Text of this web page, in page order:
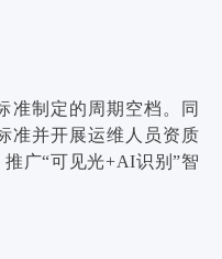
准制定的周期空档。同
准并开展运维人员资质
广“可见光+AI识别”智